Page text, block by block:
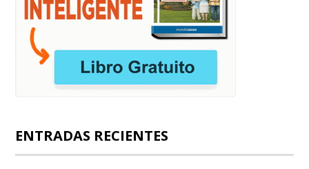
ENTRADAS RECIENTES